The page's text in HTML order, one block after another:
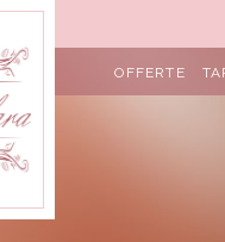
OFFERTE